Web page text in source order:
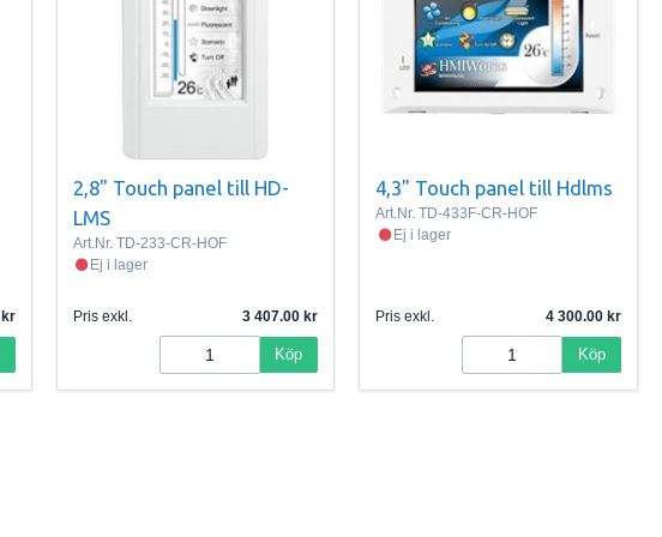
2,8" Touch panel till HD-
LMS
Art.Nr. TD-233-CR-HOF
Ej i lager
Pris exkl. 3 407.00
Köp
4,3" Touch panel till Hdlms
Art.Nr.TD-433F-CR-HOF
Ej i lager
Pris exkl. 4 300.00
Köp